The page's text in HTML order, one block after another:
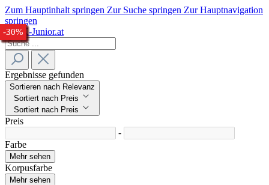
Zum Hauptinhalt springen Zur Suche springen Zur Hauptnavigation
springen
Ergebnisse gefunden
Sortieren nach Relevanz
Sortiert nach Preis
Sortiert nach Preis
Preis
-
Farbe
Mehr sehen
Korpusfarbe
Mehr sehen
-33%
-24%
-29%
-30%
-23%
-28%
-33%
-29%
-32%
-31%
-31%
-34%
-33%
-27%
-26%
-30%